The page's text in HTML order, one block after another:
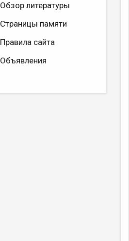
Обзор литературы
Страницы памяти
Правила сайта
Объявления